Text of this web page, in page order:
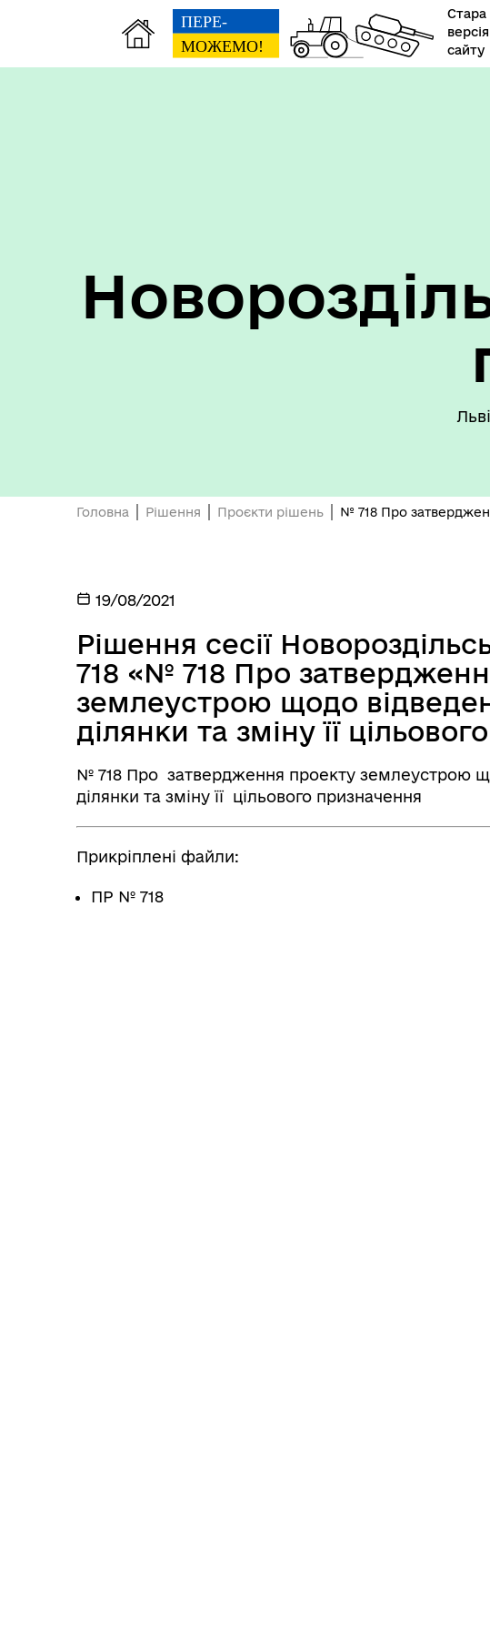
Стара
версія
сайту
Оплата праці
Контакти та
СПАДЩИНИ
Головна Рішення Проєкти рішень № 718 Про
19/08/2021
Рішення сесії
718 «№ 718 Про
землеустрою щодо
ділянки та зміну її
№ 718 Про затвердження проекту землеустрою
ділянки та зміну її цільового призначення
Прикріплені файли:
ПР № 718